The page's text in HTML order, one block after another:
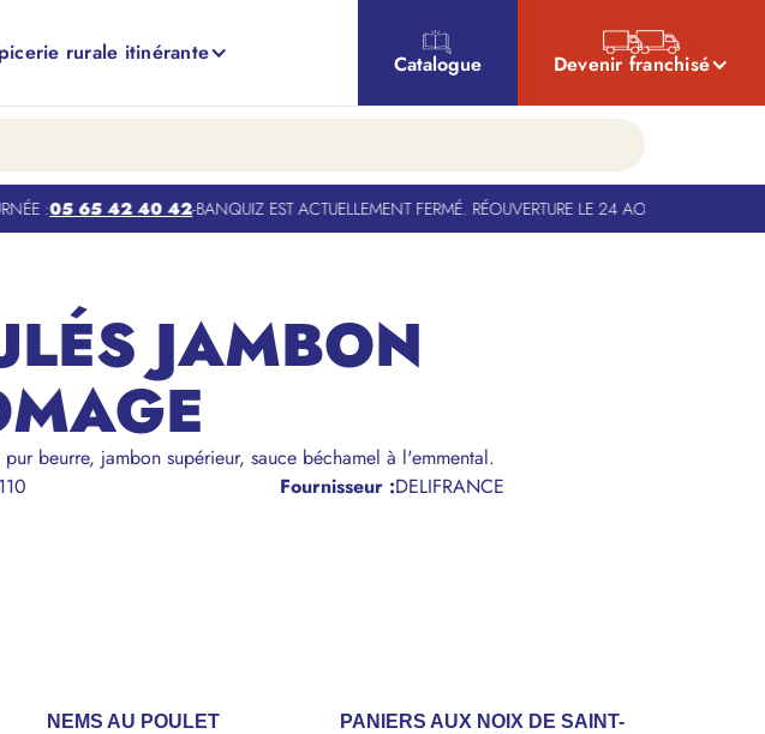
rurale itinérante Catalogue Devenir franchisé
:05 65 42 40 42-BANQUIZ EST ACTUELLEMENT FERMÉ. RÉOUVERTURE LE 24 AOÛT-
JAMBON
beurre, jambon supérieur, sauce béchamel à l'emmental.
Fournisseur :DELIFRANCE
NEMS AU POULET
PANIERS AUX NOIX DE SAINT-